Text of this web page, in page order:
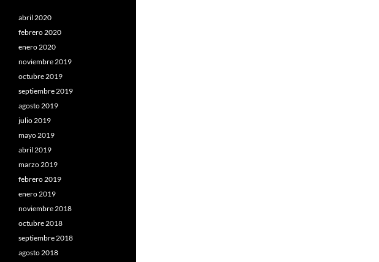
abril 2020
febrero 2020
enero 2020
noviembre 2019
octubre 2019
septiembre 2019
agosto 2019
julio 2019
mayo 2019
abril 2019
marzo 2019
febrero 2019
enero 2019
noviembre 2018
octubre 2018
septiembre 2018
agosto 2018